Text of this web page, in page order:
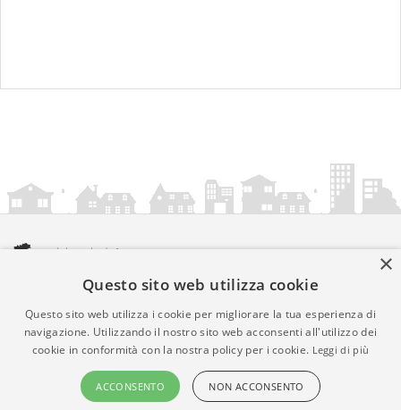
amministrazionicomunali.it è una iniziativa diartemedia.it
© Copyright MMXXIV - P.IVA 05400000724
Informazioni sul servizio |Informativa Privacy| Informativa
Cookies • Time 0.013
×
Questo sito web utilizza cookie
Questo sito web utilizza i cookie per migliorare la tua esperienza di
navigazione. Utilizzando il nostro sito web acconsenti all'utilizzo dei
cookie in conformità con la nostra policy per i cookie. Leggi di più
ACCONSENTO NON ACCONSENTO